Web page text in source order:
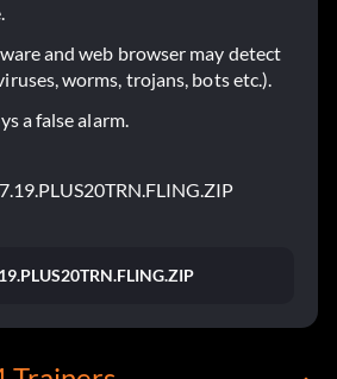
and web browser may detect
worms, trojans, bots etc.).
a false alarm.